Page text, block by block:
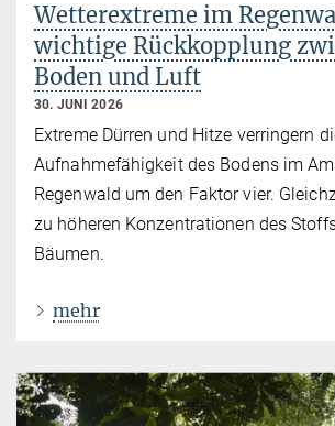
Wetterextreme im
wichtige Rückkopplung
Boden und Luft
30. JUNI 2026
Extreme Dürren und Hitze verringern
Aufnahmefähigkeit des Bodens im
Regenwald um den Faktor vier.
zu höheren Konzentrationen des
Bäumen.
mehr